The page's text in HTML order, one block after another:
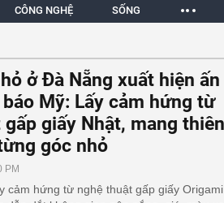
CÔNG NGHỆ SỐNG
ở Đà Nẵng xuất hiện ấn
Mỹ: Lấy cảm hứng từ
giấy Nhật, mang thiên
góc nhỏ
PM
cảm hứng từ nghệ thuật gấp giấy